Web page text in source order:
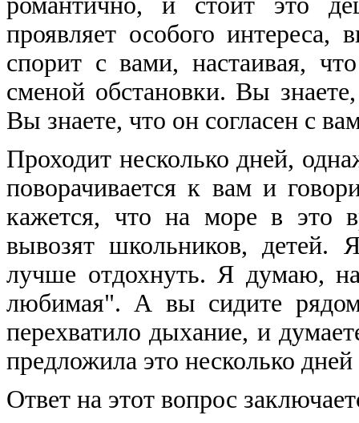
проявляет особого
спорит с вами, настаивая,
сменой обстановки. Вы
Вы знаете, что он согласен с
Проходит несколько дней,
поворачивается к вам и
кажется, что на море в это
вывозят школьников, детей.
лучше отдохнуть. Я думаю,
любимая". А вы сидите
перехватило дыхание, и
предложила это несколько дней
Ответ на этот вопрос